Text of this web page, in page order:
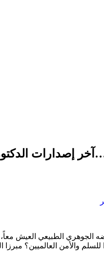
إصدارات
الجوهري الطبيعي
العالميين؟ مبرزا